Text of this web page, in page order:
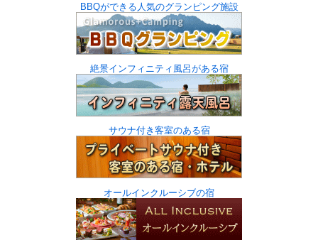
BBQができる人気のグランピング施設
絶景インフィニティ風呂がある宿
サウナ付き客室のある宿
オールインクルーシブの宿